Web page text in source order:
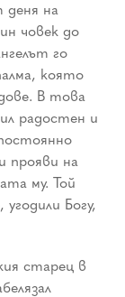
деня на
човек до
го
която
В това
радостен и
прояви на
му. Той
Богу,
старец в